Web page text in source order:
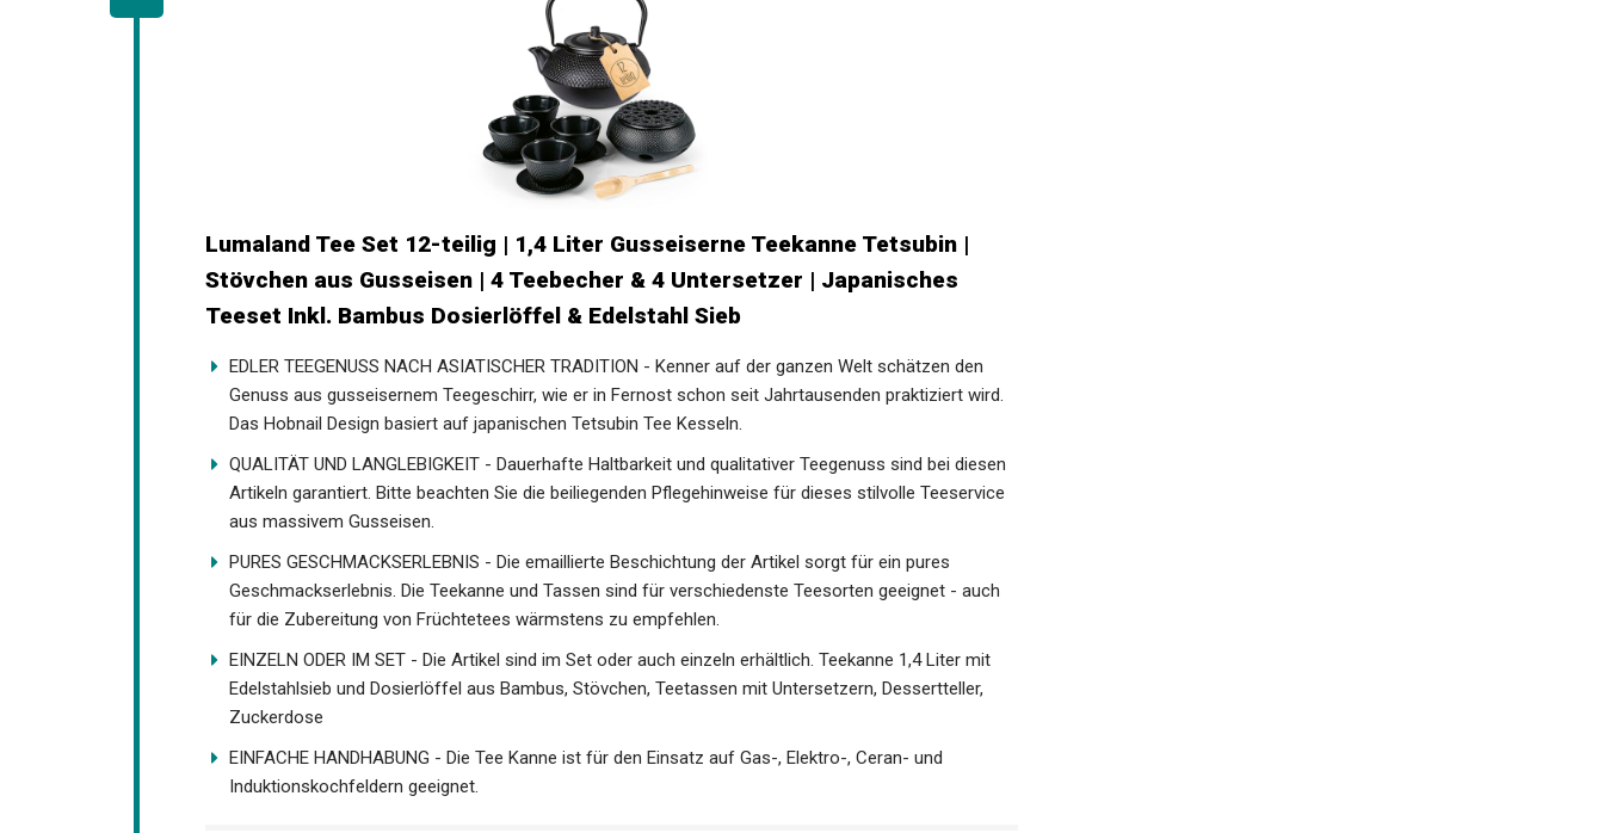
Lumaland Tee Set 12-teilig | 1,4 Liter Gusseiserne Teekanne Tetsubin |
Stövchen aus Gusseisen | 4 Teebecher & 4 Untersetzer | Japanisches
Teeset Inkl. Bambus Dosierlöffel & Edelstahl Sieb
EDLER TEEGENUSS NACH ASIATISCHER TRADITION - Kenner auf der ganzen Welt schätzen den
Genuss aus gusseisernem Teegeschirr, wie er in Fernost schon seit Jahrtausenden praktiziert wird.
Das Hobnail Design basiert auf japanischen Tetsubin Tee Kesseln.
QUALITÄT UND LANGLEBIGKEIT - Dauerhafte Haltbarkeit und qualitativer Teegenuss sind bei diesen
Artikeln garantiert. Bitte beachten Sie die beiliegenden Pflegehinweise für dieses stilvolle Teeservice
aus massivem Gusseisen.
PURES GESCHMACKSERLEBNIS - Die emaillierte Beschichtung der Artikel sorgt für ein pures
Geschmackserlebnis. Die Teekanne und Tassen sind für verschiedenste Teesorten geeignet - auch
für die Zubereitung von Früchtetees wärmstens zu empfehlen.
EINZELN ODER IM SET - Die Artikel sind im Set oder auch einzeln erhältlich. Teekanne 1,4 Liter mit
Edelstahlsieb und Dosierlöffel aus Bambus, Stövchen, Teetassen mit Untersetzern, Dessertteller,
Zuckerdose
EINFACHE HANDHABUNG - Die Tee Kanne ist für den Einsatz auf Gas-, Elektro-, Ceran- und
Induktionskochfeldern geeignet.